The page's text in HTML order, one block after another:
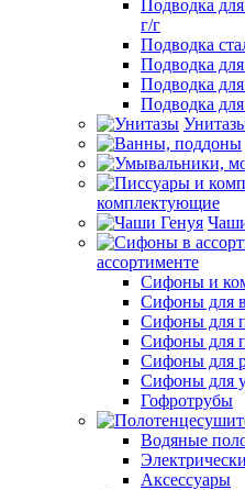
Подводка
г/г
Подводка
Подводка
Подводка
Подводка
комплектующие
ассортименте
Сифоны и
Сифоны для
Сифоны для
Сифоны для
Сифоны для
Сифоны для
Гофротрубы
Водяные
Аксессуары